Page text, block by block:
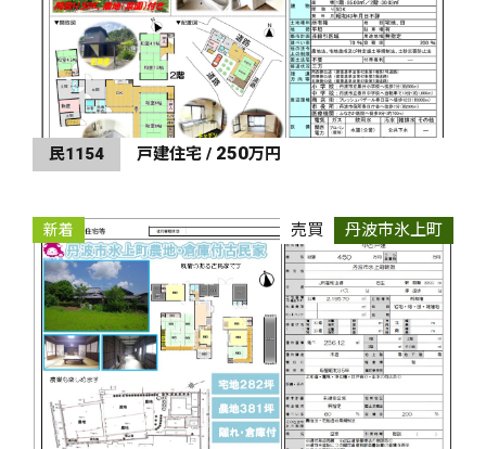
民1154 戸建住宅 / 250万円
新着 売買 丹波市氷上町